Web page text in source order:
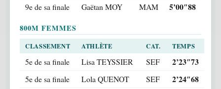
9e de sa finale Gaëtan MOY MAM 5’00″88
800M FEMMES
CLASSEMENT ATHLÈTE CAT. TEMPS
5e de sa finale Lisa TEYSSIER SEF 2’23″73
5e de sa finale Lola QUENOT SEF 2’24″68